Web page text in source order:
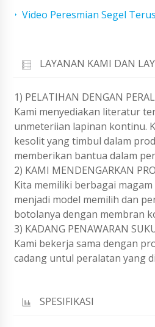
Video Peresmian Segel
LAYANAN KAMI DAN
1) PELATIHAN DENGAN
Kami menyediakan literatur
unmeteriian lapinan kontinu.
kesolit yang timbul dalam
memberikan bantua dalam
2) KAMI MENDENGARKAN
Kita memiliki berbagai
menjadi model memilih dan
botolanya dengan membran
3) KADANG PENAWARAN
Kami bekerja sama dengan
cadang untul peralatan yang
SPESIFIKASI